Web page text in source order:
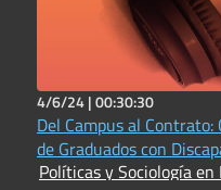
4/6/24 |00:30:30
Del Campus al
de Graduados con
Políticas y Sociología en